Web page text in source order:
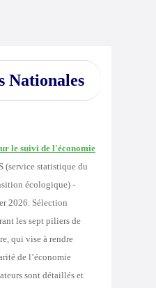
Nationales
le suivi de l'économie
(service statistique du
écologique) -
2026. Sélection
les sept piliers de
qui vise à rendre
de l’économie
sont détaillés et